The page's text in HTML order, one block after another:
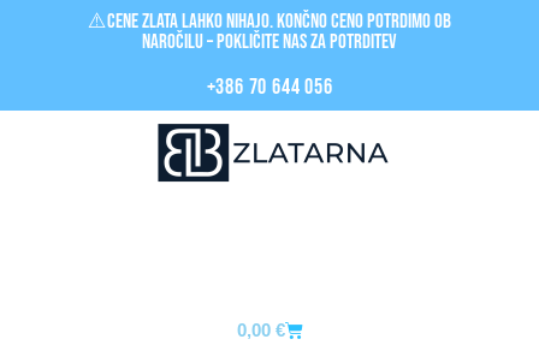
⚠️Cene zlata LAHKO nihajo. Končno ceno potrdimo ob
naročilu – pokličite nas za POTRDITEV
+386 70 644 056
0,00 €